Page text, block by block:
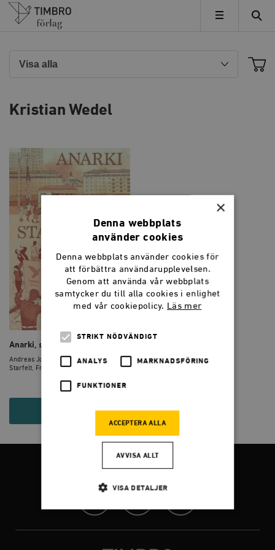
Timbro
MENY
Kristian Wedel
Anarki, stad och utopi
Andreas Johansson Heinö, Catarina
Starfelt, Fredr...
FÖLJ OSS
×
Denna webbplats
använder cookies
Denna webbplats använder cookies för
att förbättra användarupplevelsen.
Genom att använda vår webbplats
samtycker du till alla cookies i enlighet
med vår cookiepolicy. Läs mer
STRIKT NÖDVÄNDIGT
ANALYS MARKNADSFÖRING
FUNKTIONER
ACCEPTERA ALLA
AVVISA ALLT
VISA DETALJER